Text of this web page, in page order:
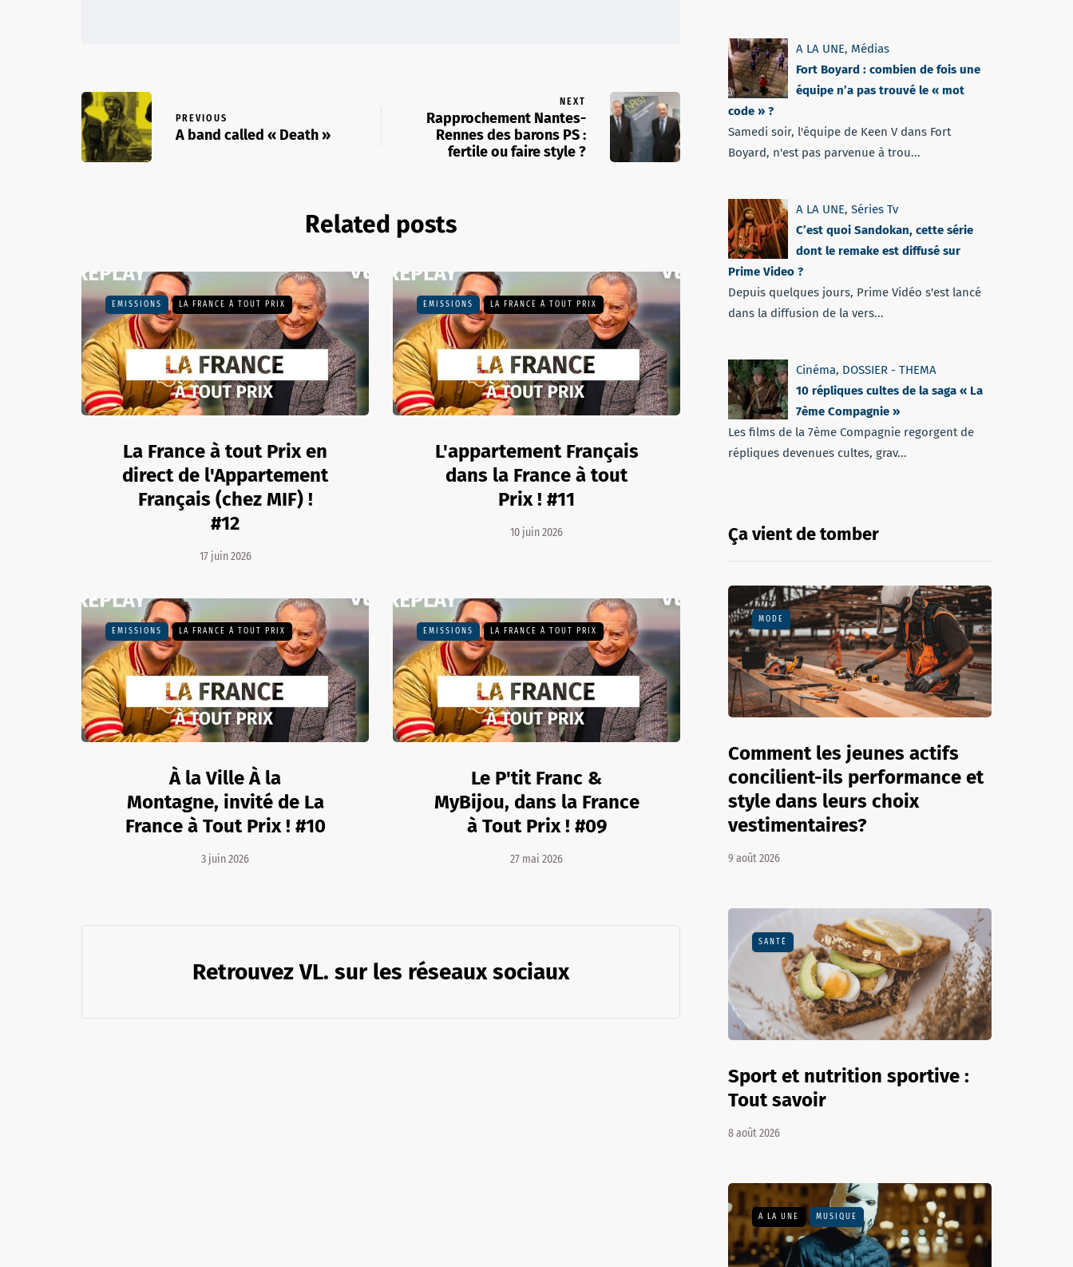
PREVIOUS
A band called « Death »
NEXT
Rapprochement Nantes-
Rennes des barons PS :
fertile ou faire style ?
Related posts
EMISSIONS LA FRANCE À TOUT PRIX
La France à tout Prix en
direct de l'Appartement
Français (chez MIF) !
#12
17 juin 2026
EMISSIONS LA FRANCE À TOUT PRIX
L'appartement Français
dans la France à tout
Prix ! #11
10 juin 2026
EMISSIONS LA FRANCE À TOUT PRIX
À la Ville À la
Montagne, invité de La
France à Tout Prix ! #10
3 juin 2026
EMISSIONS LA FRANCE À TOUT PRIX
Le P'tit Franc &
MyBijou, dans la France
à Tout Prix ! #09
27 mai 2026
Retrouvez VL. sur les réseaux sociaux
A LA UNE, Médias
Fort Boyard : combien de fois une
équipe n’a pas trouvé le « mot
code » ?
Samedi soir, l'équipe de Keen V dans Fort
Boyard, n'est pas parvenue à trou...
A LA UNE, Séries Tv
C’est quoi Sandokan, cette série
dont le remake est diffusé sur
Prime Video ?
Depuis quelques jours, Prime Vidéo s'est lancé
dans la diffusion de la vers...
Cinéma, DOSSIER - THEMA
10 répliques cultes de la saga « La
7ème Compagnie »
Les films de la 7ème Compagnie regorgent de
répliques devenues cultes, grav...
Ça vient de tomber
MODE
Comment les jeunes actifs
concilient-ils performance et
style dans leurs choix
vestimentaires?
9 août 2026
SANTÉ
Sport et nutrition sportive :
Tout savoir
8 août 2026
A LA UNE MUSIQUE